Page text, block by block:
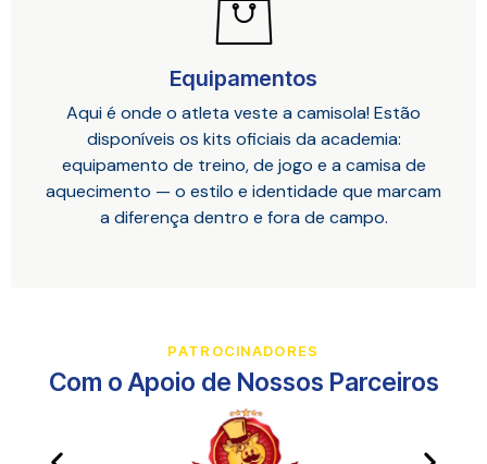
Equipamentos
Aqui é onde o atleta veste a camisola! Estão
disponíveis os kits oficiais da academia:
equipamento de treino, de jogo e a camisa de
aquecimento — o estilo e identidade que marcam
a diferença dentro e fora de campo.
PATROCINADORES
Com o Apoio de Nossos Parceiros​